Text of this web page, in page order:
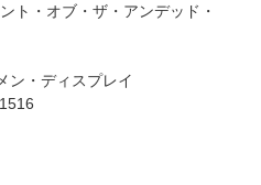
ト・オブ・ザ・アンデッド・
ン・ディスプレイ